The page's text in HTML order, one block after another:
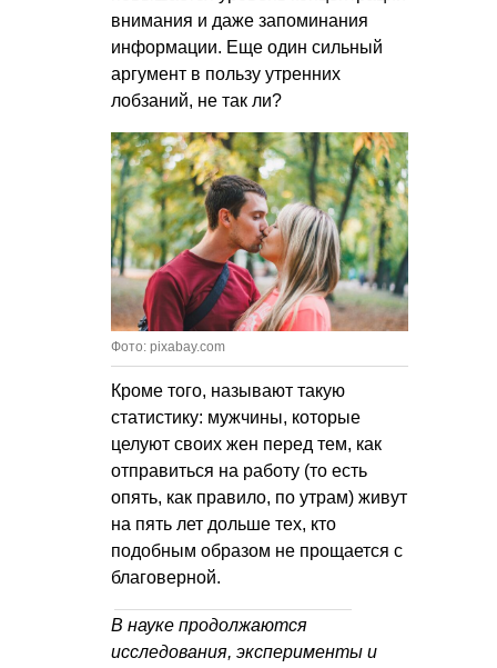
внимания и даже запоминания
информации. Еще один сильный
аргумент в пользу утренних
лобзаний, не так ли?
Фото: pixabay.com
Кроме того, называют такую
статистику: мужчины, которые
целуют своих жен перед тем, как
отправиться на работу (то есть
опять, как правило, по утрам) живут
на пять лет дольше тех, кто
подобным образом не прощается с
благоверной.
В науке продолжаются
исследования, эксперименты и